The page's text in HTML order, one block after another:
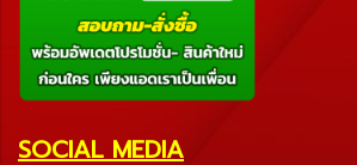
SOCIAL MEDIA